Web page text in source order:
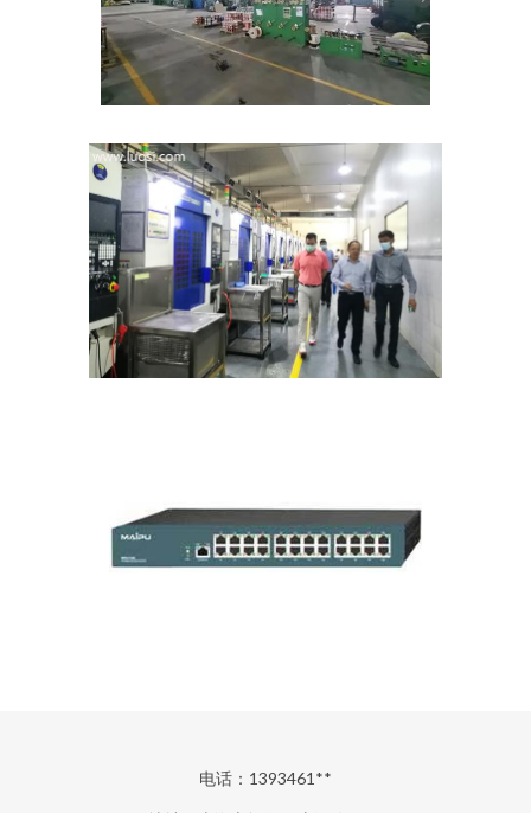
电话：1393461**